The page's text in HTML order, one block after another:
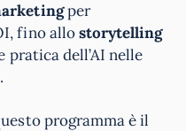
per
fino allostorytelling
pratica dell’AI nelle
programma è il